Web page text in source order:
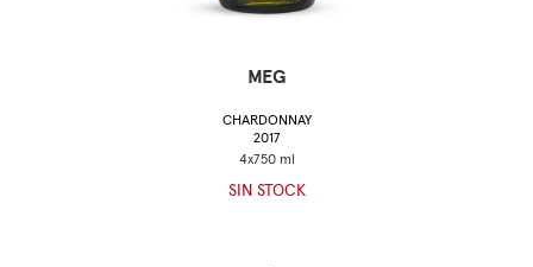
MEG
CHARDONNAY
2017
SIN STOCK